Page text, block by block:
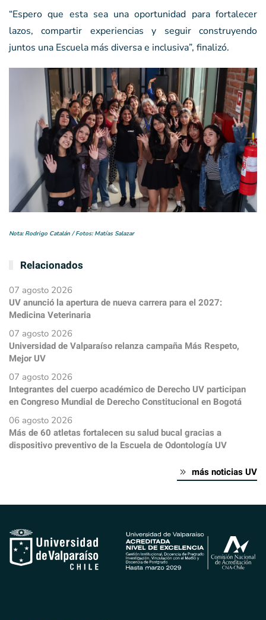
“Espero que esta sea una oportunidad para fortalecer
lazos, compartir experiencias y seguir construyendo
juntos una Escuela más diversa e inclusiva”, finalizó.
Nota: Rodrigo Catalán / Fotos: Matías Salazar
Relacionados
07 agosto 2026
UV anunció la apertura de nueva carrera para el 2027:
Medicina Veterinaria
07 agosto 2026
Universidad de Valparaíso relanza campaña Más Respeto,
Mejor UV
07 agosto 2026
Integrantes del cuerpo académico de Derecho UV participan
en Congreso Mundial de Derecho Constitucional en Bogotá
06 agosto 2026
Más de 60 atletas fortalecen su salud bucal gracias a
dispositivo preventivo de la Escuela de Odontología UV
más noticias UV